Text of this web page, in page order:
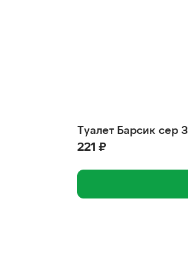
Туалет Барсик сер
221 ₽